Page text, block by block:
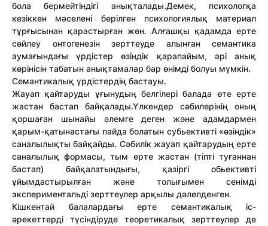
бола бермейтіндігі анықталады.Демек, психологқа
кезіккен мәселені берілген психологиялық материал
тұрғысынан қарастырған жөн. Алғашқы қадамда ерте
сөйлеу онтогенезін зерттеуде алынған семантика
аумағындағы үрдістер өзіндік қарапайым, әрі анық
көрінісін табатын анықтамалар бар өнімді болуы мүмкін.
Семантикалық үрдістердің бастауы.
Жауап қайтаруды ұғынудың белгілері балада өте ерте
жастан бастап байқалады.Үлкендер сәбилерінің оның
қоршаған шынайы әлемге деген және адамдармен
қарым-қатынастағы пайда болатын субьективті «өзіндік»
саналылықты байқайды. Сәбилік жауап қайтарудың ерте
саналылық формасы, тым ерте жастан (тіпті туғаннан
бастап) байқалатындығы, қазіргі обьективті
ұйымдастырылған және толығымен сенімді
экспериментальді зерттеулер арқылы дәлелденген.
Кішкентай балалардағы ерте семантикалық іс-
әрекеттерді түсіндіруде теоретикалық зерттеулер де